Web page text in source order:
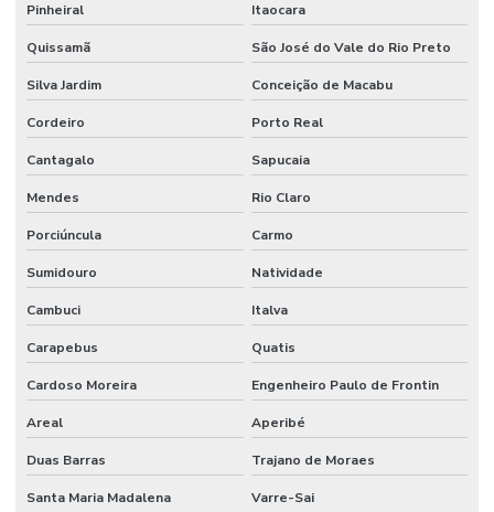
Pinheiral Itaocara
Quissamã São José do Vale do Rio Preto
Silva Jardim Conceição de Macabu
Cordeiro Porto Real
Cantagalo Sapucaia
Mendes Rio Claro
Porciúncula Carmo
Sumidouro Natividade
Cambuci Italva
Carapebus Quatis
Cardoso Moreira Engenheiro Paulo de Frontin
Areal Aperibé
Duas Barras Trajano de Moraes
Santa Maria Madalena Varre-Sai